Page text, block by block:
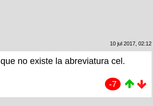
10 jul 2017, 02:12
que no existe la abreviatura cel.
-7